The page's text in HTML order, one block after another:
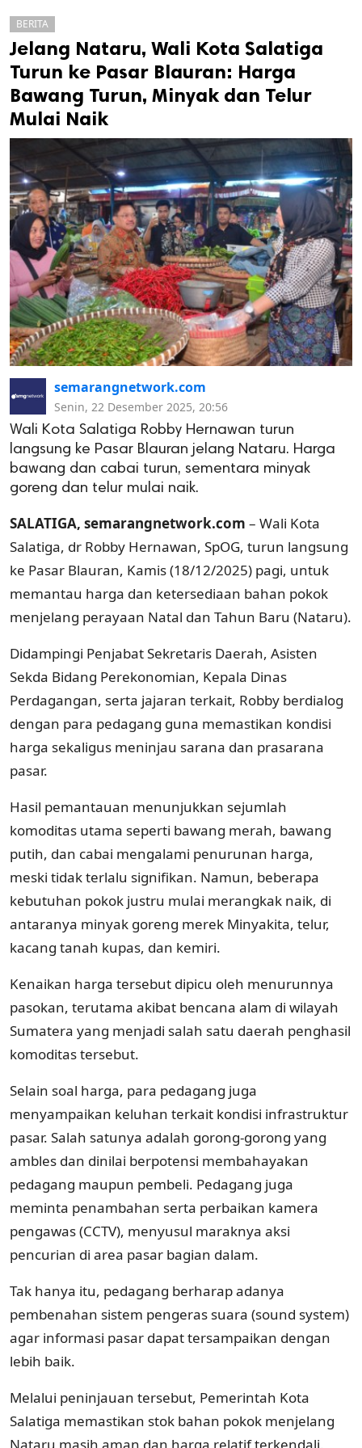
cipta.
BERITA
Jelang Nataru, Wali Kota Salatiga
Turun ke Pasar Blauran: Harga
Bawang Turun, Minyak dan Telur
Mulai Naik
semarangnetwork.com
Senin, 22 Desember 2025, 20:56
Wali Kota Salatiga Robby Hernawan turun
langsung ke Pasar Blauran jelang Nataru. Harga
bawang dan cabai turun, sementara minyak
goreng dan telur mulai naik.
SALATIGA, semarangnetwork.com – Wali Kota
Salatiga, dr Robby Hernawan, SpOG, turun langsung
ke Pasar Blauran, Kamis (18/12/2025) pagi, untuk
memantau harga dan ketersediaan bahan pokok
menjelang perayaan Natal dan Tahun Baru (Nataru).
Didampingi Penjabat Sekretaris Daerah, Asisten
Sekda Bidang Perekonomian, Kepala Dinas
Perdagangan, serta jajaran terkait, Robby berdialog
dengan para pedagang guna memastikan kondisi
harga sekaligus meninjau sarana dan prasarana
pasar.
Hasil pemantauan menunjukkan sejumlah
komoditas utama seperti bawang merah, bawang
putih, dan cabai mengalami penurunan harga,
meski tidak terlalu signifikan. Namun, beberapa
kebutuhan pokok justru mulai merangkak naik, di
antaranya minyak goreng merek Minyakita, telur,
kacang tanah kupas, dan kemiri.
Kenaikan harga tersebut dipicu oleh menurunnya
pasokan, terutama akibat bencana alam di wilayah
Sumatera yang menjadi salah satu daerah penghasil
komoditas tersebut.
Selain soal harga, para pedagang juga
menyampaikan keluhan terkait kondisi infrastruktur
pasar. Salah satunya adalah gorong-gorong yang
ambles dan dinilai berpotensi membahayakan
pedagang maupun pembeli. Pedagang juga
meminta penambahan serta perbaikan kamera
pengawas (CCTV), menyusul maraknya aksi
pencurian di area pasar bagian dalam.
Tak hanya itu, pedagang berharap adanya
pembenahan sistem pengeras suara (sound system)
agar informasi pasar dapat tersampaikan dengan
lebih baik.
Melalui peninjauan tersebut, Pemerintah Kota
Salatiga memastikan stok bahan pokok menjelang